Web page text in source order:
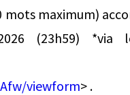
maximum)
(23h59) *via
viewform> .